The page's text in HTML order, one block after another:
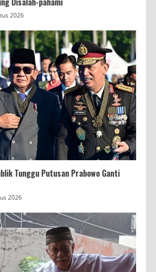
2026
Tunggu Putusan Prabowo Ganti
2026